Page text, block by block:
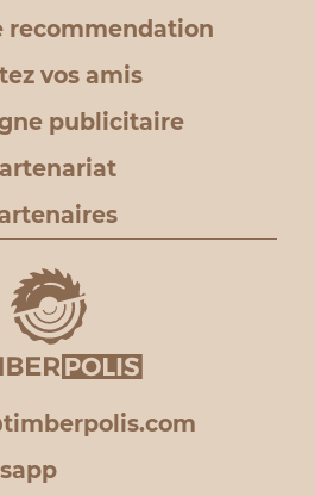
recommendation
vos amis
publicitaire